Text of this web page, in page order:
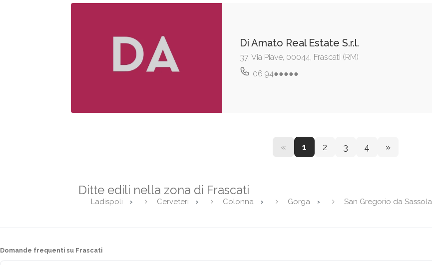
Di Amato Real Estate S.r.l.
37, Via Piave, 00044, Frascati (RM)
06 94●●●●●
« 1 2 3 4 »
Ditte edili nella zona di Frascati
Ladispoli Cerveteri Colonna Gorga San Gregorio da Sassola
Domande frequenti su Frascati